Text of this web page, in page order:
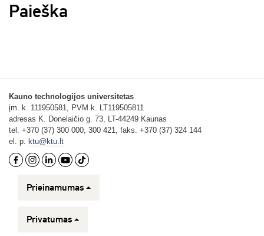
Paieška
Kauno technologijos universitetas
įm. k. 111950581, PVM k. LT119505811
adresas K. Donelaičio g. 73, LT-44249 Kaunas
tel. +370 (37) 300 000, 300 421, faks. +370 (37) 324 144
el. p. ktu@ktu.lt
Prieinamumas
Privatumas